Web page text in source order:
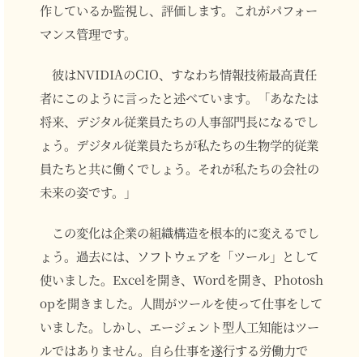
作しているか監視し、評価します。これがパフォー
マンス管理です。
彼はNVIDIAのCIO、すなわち情報技術最高責任
者にこのように言ったと述べています。「あなたは
将来、デジタル従業員たちの人事部門長になるでし
ょう。デジタル従業員たちが私たちの生物学的従業
員たちと共に働くでしょう。それが私たちの会社の
未来の姿です。」
この変化は企業の組織構造を根本的に変えるでし
ょう。過去には、ソフトウェアを「ツール」として
使いました。Excelを開き、Wordを開き、Photosh
opを開きました。人間がツールを使って仕事をして
いました。しかし、エージェント型人工知能はツー
ルではありません。自ら仕事を遂行する労働力で